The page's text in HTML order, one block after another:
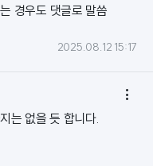
경우도 댓글로 말씀
2025.08.12 15:17

는 없을 듯 합니다.